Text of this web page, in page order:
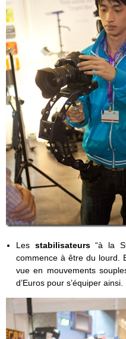
Les stabilisateurs“à la
commence à être du lourd.
vue en mouvements
d’Euros pour s’équiper ainsi.